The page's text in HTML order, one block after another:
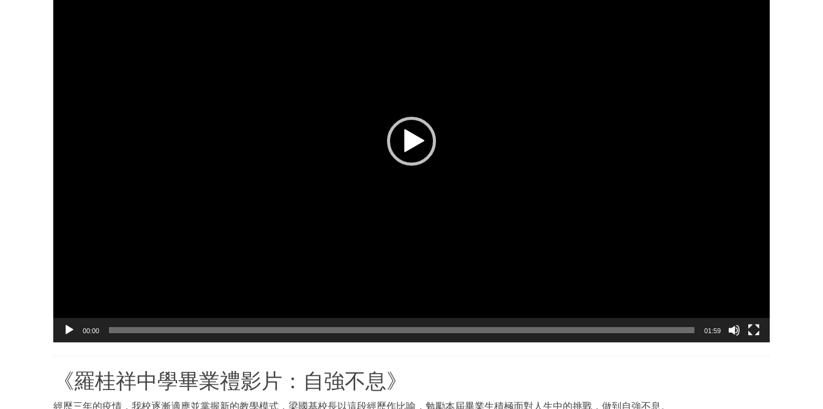
00:00 01:59
《羅桂祥中學畢業禮影片：自強不息》
經歷三年的疫情，我校逐漸適應並掌握新的教學模式，梁國基校長以這段經歷作比喻，勉勵本屆畢業生積極面對人生中的挑戰，做到自強不息。